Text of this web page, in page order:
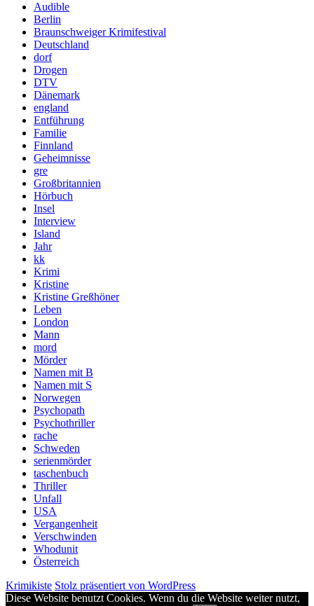
Audible
Berlin
Braunschweiger Krimifestival
Deutschland
dorf
Drogen
DTV
Dänemark
england
Entführung
Familie
Finnland
Geheimnisse
gre
Großbritannien
Hörbuch
Insel
Interview
Island
Jahr
kk
Krimi
Kristine
Kristine Greßhöner
Leben
London
Mann
mord
Mörder
Namen mit B
Namen mit S
Norwegen
Psychopath
Psychothriller
rache
Schweden
serienmörder
taschenbuch
Thriller
Unfall
USA
Vergangenheit
Verschwinden
Whodunit
Österreich
Krimikiste Stolz präsentiert von WordPress
Diese Website benutzt Cookies. Wenn du die Website weiter nutzt,